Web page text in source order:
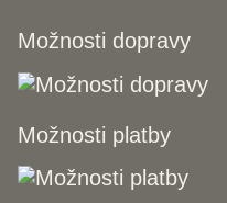
Možnosti dopravy
Možnosti platby